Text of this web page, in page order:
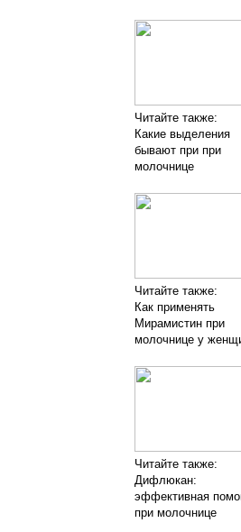
Читайте также:
Какие выделения
бывают при при
молочнице
Читайте также:
Как применять
Мирамистин при
молочнице у
Читайте также:
Дифлюкан:
эффективная
при молочнице